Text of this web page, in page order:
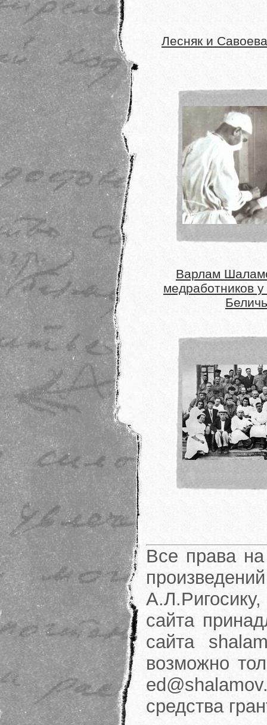
Лесняк и
Варлам
медработников
Все права на
сайта
сайта
возможно
средства